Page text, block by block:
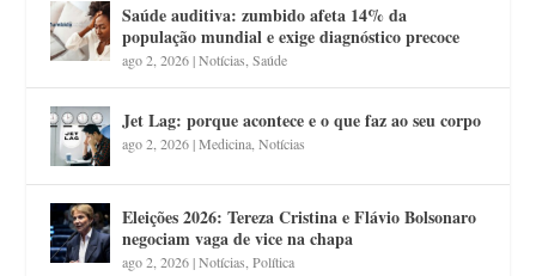
Saúde auditiva: zumbido afeta 14% da
população mundial e exige diagnóstico precoce
ago 2, 2026|Notícias ,Saúde
Jet Lag: porque acontece e o que faz ao seu corpo
ago 2, 2026|Medicina ,Notícias
Eleições 2026: Tereza Cristina e Flávio Bolsonaro
negociam vaga de vice na chapa
ago 2, 2026|Notícias ,Política